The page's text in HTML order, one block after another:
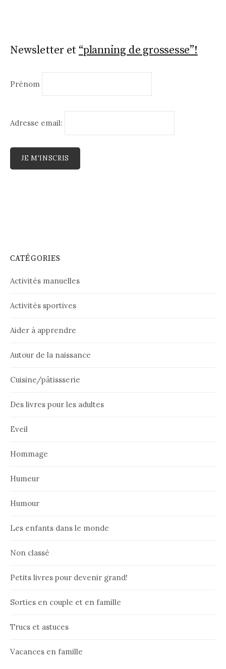
Newsletter et “planning de grossesse”!
Prénom
Adresse email:
CATÉGORIES
Activités manuelles
Activités sportives
Aider à apprendre
Autour de la naissance
Cuisine/pâtissserie
Des livres pour les adultes
Eveil
Hommage
Humeur
Humour
Les enfants dans le monde
Non classé
Petits livres pour devenir grand!
Sorties en couple et en famille
Trucs et astuces
Vacances en famille